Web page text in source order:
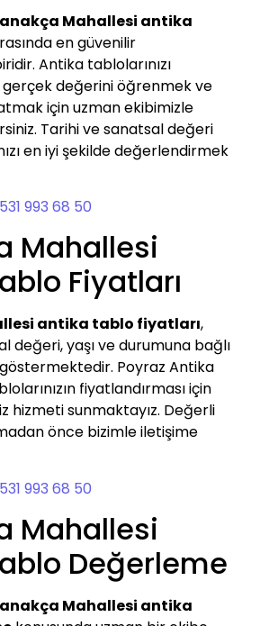
Mahallesi antika
en güvenilir
Antika tablolarınızı
değerini öğrenmek ve
için uzman ekibimizle
Tarihi ve sanatsal değeri
en iyi şekilde değerlendirmek
993 68 50
Mahallesi
Fiyatları
antika tablo fiyatları,
değeri, yaşı ve durumuna bağlı
Poyraz Antika
fiyatlandırması için
hizmeti sunmaktayız. Değerli
önce bizimle iletişime
993 68 50
Mahallesi
Değerleme
Mahallesi antika